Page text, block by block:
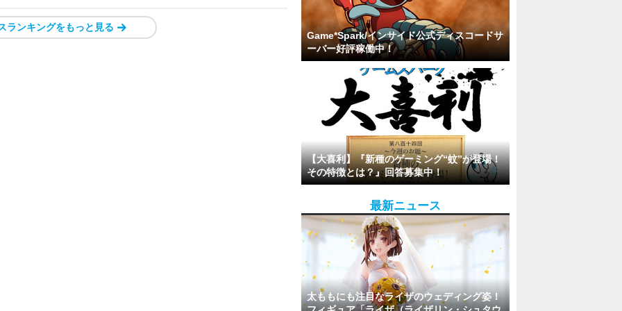
ランキングをもっと見る
Game*Spark/インサイド公式ディスコードサ
ーバー好評稼働中！
【大喜利】『新種のゲーミング“蚊”が登場！
その特徴とは？』回答募集中！
最新ニュース
太ももにも注目なライザのウェディング姿！